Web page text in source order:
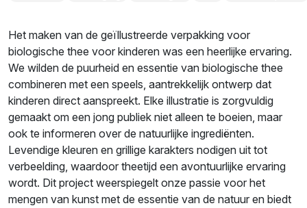
Het maken van de geïllustreerde verpakking voor
biologische thee voor kinderen was een heerlijke ervaring.
We wilden de puurheid en essentie van biologische thee
combineren met een speels, aantrekkelijk ontwerp dat
kinderen direct aanspreekt. Elke illustratie is zorgvuldig
gemaakt om een jong publiek niet alleen te boeien, maar
ook te informeren over de natuurlijke ingrediënten.
Levendige kleuren en grillige karakters nodigen uit tot
verbeelding, waardoor theetijd een avontuurlijke ervaring
wordt. Dit project weerspiegelt onze passie voor het
mengen van kunst met de essentie van de natuur en biedt